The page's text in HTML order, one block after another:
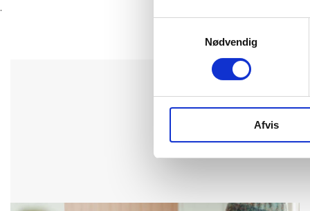
Nødvendig
Afvis
.